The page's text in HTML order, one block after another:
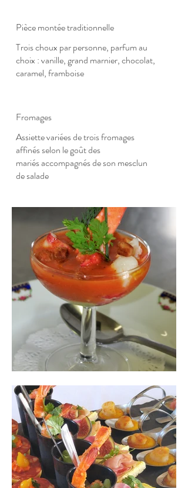
Pièce montée traditionnelle
Trois choux par personne, parfum au
choix : vanille, grand marnier, chocolat,
caramel, framboise
Fromages
Assiette variées de trois fromages
affinés selon le goût des
mariés accompagnés de son mesclun
de salade